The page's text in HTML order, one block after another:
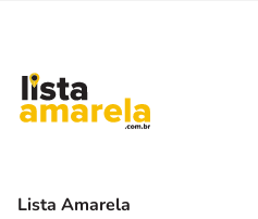
Lista Amarela